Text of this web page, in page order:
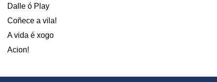
Dalle ó Play
Coñece a vila!
A vida é xogo
Acion!